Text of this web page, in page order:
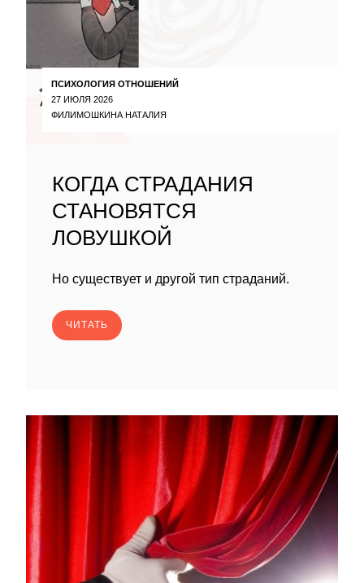
ПСИХОЛОГИЯ ОТНОШЕНИЙ
27 ИЮЛЯ 2026
ФИЛИМОШКИНА НАТАЛИЯ
КОГДА СТРАДАНИЯ
СТАНОВЯТСЯ
ЛОВУШКОЙ
Но существует и другой тип страданий.
ЧИТАТЬ